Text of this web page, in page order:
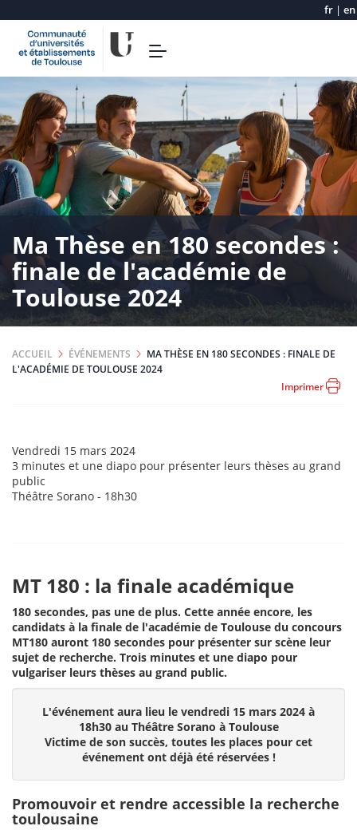
Aller
contenu
principal
fr | en
Toggle
Ma Thèse en 180 secondes :
finale de l'académie de
Toulouse 2024
ACCUEIL ÉVÉNEMENTS
MA THÈSE EN 180 SECONDES : FINALE DE
L'ACADÉMIE DE TOULOUSE 2024
Imprimer
Date
de
l'événement
Vendredi 15 mars 2024
Heure(s)
de
l'événement
3 minutes et une diapo pour présenter leurs thèses au grand
public
Durée
Théâtre Sorano - 18h30
MT 180 : la finale académique
180 secondes, pas une de plus. Cette année encore, les
candidats à la finale de l'académie de Toulouse du concours
MT180 auront 180 secondes pour présenter sur scène leur
sujet de recherche. Trois minutes et une diapo pour
vulgariser leurs thèses au grand public.
L'événement aura lieu le vendredi 15 mars 2024 à
18h30 au Théâtre Sorano à Toulouse
Victime de son succès, toutes les places pour cet
événement ont déjà été réservées !
Promouvoir et rendre accessible la recherche
toulousaine